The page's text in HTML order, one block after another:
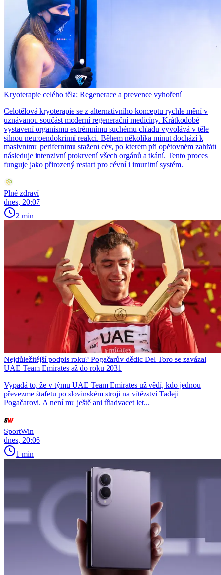
Kryoterapie celého těla: Regenerace a prevence vyhoření
Celotělová kryoterapie se z alternativního konceptu rychle mění v
uznávanou součást moderní regenerační medicíny. Krátkodobé
vystavení organismu extrémnímu suchému chladu vyvolává v těle
silnou neuroendokrinní reakci. Během několika minut dochází k
masivnímu perifernímu stažení cév, po kterém při opětovném zahřátí
následuje intenzivní prokrvení všech orgánů a tkání. Tento proces
funguje jako přirozený restart pro cévní i imunitní systém.
Plné zdraví
dnes, 20:07
2 min
Nejdůležitější podpis roku? Pogačarův dědic Del Toro se zavázal
UAE Team Emirates až do roku 2031
Vypadá to, že v týmu UAE Team Emirates už vědí, kdo jednou
převezme štafetu po slovinském stroji na vítězství Tadeji
Pogačarovi. A není mu ještě ani třiadvacet let...
SportWin
dnes, 20:06
1 min